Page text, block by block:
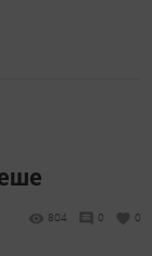
804 0 0